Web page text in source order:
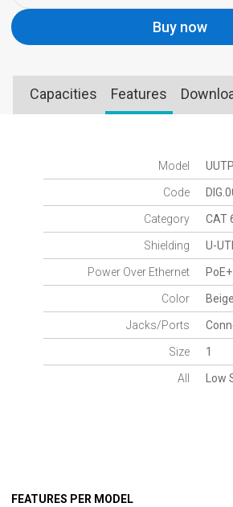
Buy now
Capacities Features
Model
Code
Category CAT
Shielding U-
Power Over Ethernet
Color Beige
Jacks/Ports
Size 1
All
FEATURES PER MODEL